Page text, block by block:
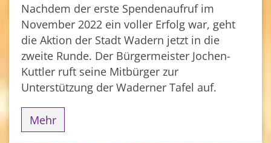
Nachdem der erste Spendenaufruf im
November 2022 ein voller Erfolg war, geht
die Aktion der Stadt Wadern jetzt in die
zweite Runde. Der Bürgermeister Jochen-
Kuttler ruft seine Mitbürger zur
Unterstützung der Waderner Tafel auf.
Mehr